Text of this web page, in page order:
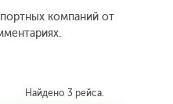
компаний от
Найдено 3 рейса.